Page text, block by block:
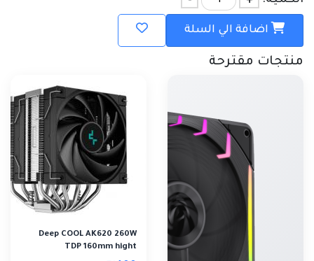
اضافة الي السلة
منتجات مقترحة
Deep COOL AK620 260W
TDP 160mm hight